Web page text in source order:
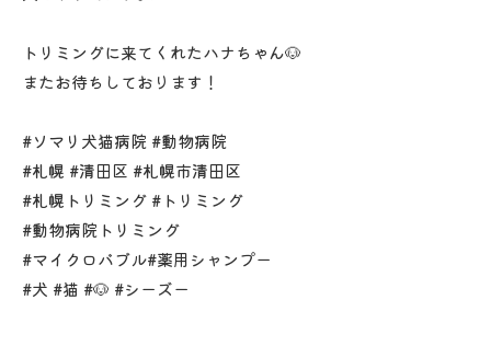
トリミングに来てくれたハナちゃん🐶
またお待ちしております！
#ソマリ犬猫病院 #動物病院
#札幌 #清田区 #札幌市清田区
#札幌トリミング #トリミング
#動物病院トリミング
#マイクロバブル#薬用シャンプー
#犬 #猫 #🐶 #シーズー